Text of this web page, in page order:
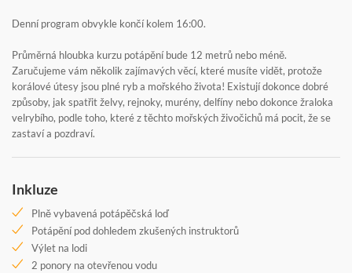
Denní program obvykle končí kolem 16:00.
Průměrná hloubka kurzu potápění bude 12 metrů nebo méně.
Zaručujeme vám několik zajímavých věcí, které musíte vidět, protože
korálové útesy jsou plné ryb a mořského života! Existují dokonce dobré
způsoby, jak spatřit želvy, rejnoky, murény, delfíny nebo dokonce žraloka
velrybího, podle toho, které z těchto mořských živočichů má pocit, že se
zastaví a pozdraví.
Inkluze
Plně vybavená potápěčská loď
Potápění pod dohledem zkušených instruktorů
Výlet na lodi
2 ponory na otevřenou vodu